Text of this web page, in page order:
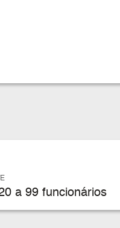
a 99 funcionários